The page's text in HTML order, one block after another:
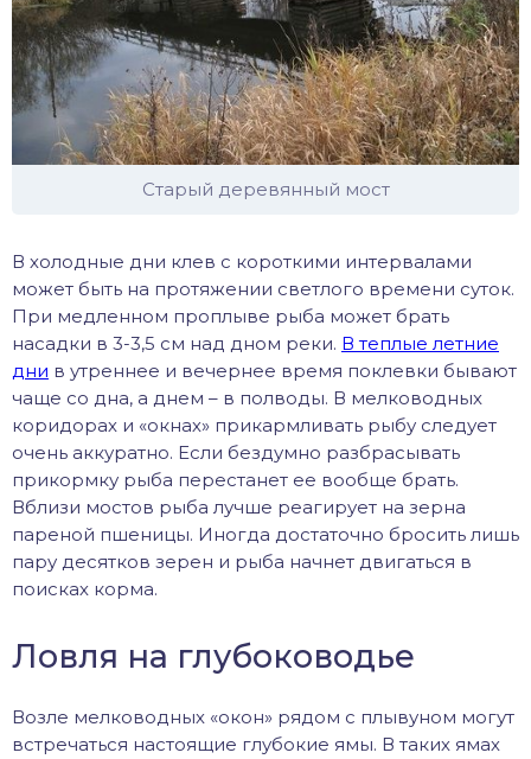
Старый деревянный мост
В холодные дни клев с короткими интервалами
может быть на протяжении светлого времени суток.
При медленном проплыве рыба может брать
насадки в 3-3,5 см над дном реки. В теплые летние
дни в утреннее и вечернее время поклевки бывают
чаще со дна, а днем – в полводы. В мелководных
коридорах и «окнах» прикармливать рыбу следует
очень аккуратно. Если бездумно разбрасывать
прикормку рыба перестанет ее вообще брать.
Вблизи мостов рыба лучше реагирует на зерна
пареной пшеницы. Иногда достаточно бросить лишь
пару десятков зерен и рыба начнет двигаться в
поисках корма.
Ловля на глубоководье
Возле мелководных «окон» рядом с плывуном могут
встречаться настоящие глубокие ямы. В таких ямах